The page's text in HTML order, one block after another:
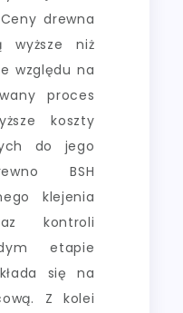
drewna
wyższe niż
względu na
proces
koszty
do jego
BSH
klejenia
kontroli
etapie
się na
Z kolei